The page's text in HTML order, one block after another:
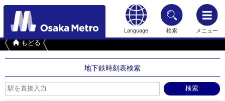
Language 検索 メニュー
もどる
地下鉄時刻表検索